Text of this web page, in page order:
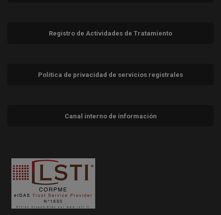
Registro de Actividades de Tratamiento
Política de privacidad de servicios registrales
Canal interno de información